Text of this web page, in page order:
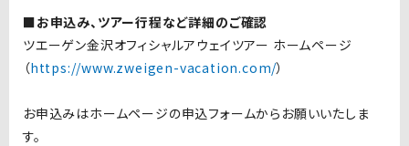
■お申込み、ツアー行程など詳細のご確認
ツエーゲン金沢オフィシャルアウェイツアー ホームページ
（https://www.zweigen-vacation.com/）
お申込みはホームページの申込フォームからお願いいたしま
す。